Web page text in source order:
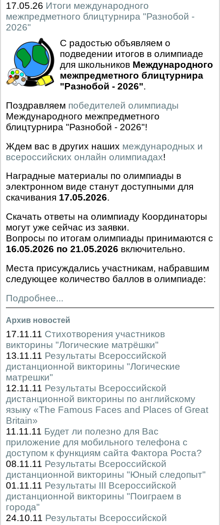
17.05.26 Итоги международного
межпредметного блицтурнира "Разнобой -
2026"
С радостью объявляем о
подведении итогов в олимпиаде
для школьников Международного
межпредметного блицтурнира
"Разнобой - 2026".
Поздравляем победителей олимпиады
Международного межпредметного
блицтурнира "Разнобой - 2026"!
Ждем вас в других наших международных и
всероссийских онлайн олимпиадах!
Наградные материалы по олимпиады в
электронном виде станут доступными для
скачивания 17.05.2026.
Скачать ответы на олимпиаду Координаторы
могут уже сейчас из заявки.
Вопросы по итогам олимпиады принимаются с
16.05.2026 по 21.05.2026 включительно.
Места присуждались участникам, набравшим
следующее количество баллов в олимпиаде:
Подробнее...
Архив новостей
17.11.11 Стихотворения участников
викторины "Логические матрёшки"
13.11.11 Результаты Всероссийской
дистанционной викторины "Логические
матрешки"
12.11.11 Результаты Всероссийской
дистанционной викторины по английскому
языку «The Famous Faces and Places of Great
Britain»
11.11.11 Будет ли полезно для Вас
приложение для мобильного телефона с
доступом к функциям сайта Фактора Роста?
08.11.11 Результаты Всероссийской
дистанционной викторины "Юный следопыт"
01.11.11 Результаты III Всероссийской
дистанционной викторины "Поиграем в
города"
24.10.11 Результаты Всероссийской